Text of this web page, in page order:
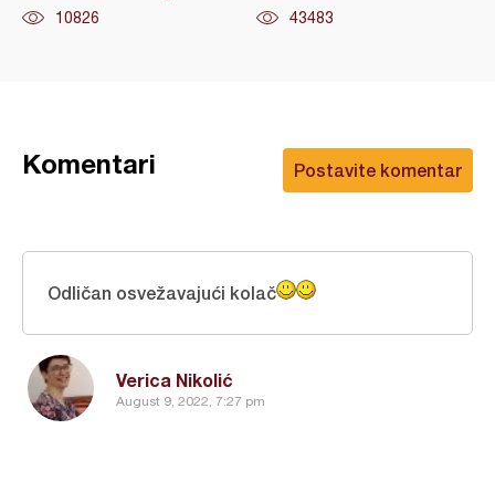
10826 43483
Postavite komentar
Komentari
Verica Nikolić
August 9, 2022, 7:27 pm
Odličan osvežavajući kolač